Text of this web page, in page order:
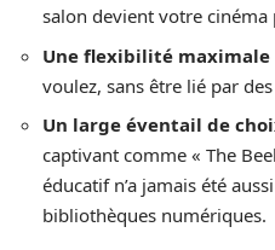
salon devient votre cinéma
Une flexibilité maximale
voulez, sans être lié par
Un large éventail de
captivant comme « The
éducatif n’a jamais été
bibliothèques numériques.